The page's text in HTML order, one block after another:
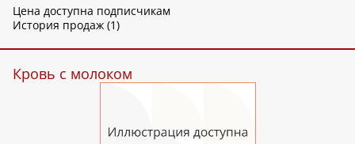
Цена доступна подписчикам
История продаж (1)
Кровь с молоком